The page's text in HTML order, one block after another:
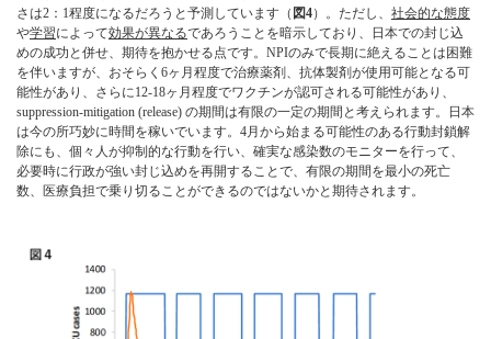
さは2：1程度になるだろうと予測しています（ 図4）。ただし、 社会的な態度
や学習によって効果が異なるであろうことを暗示しており、日本での封じ込
めの成功と併せ、期待を抱かせる点です。NPIのみで長期に絶えることは困難
を伴いますが、おそらく6ヶ月程度で治療薬剤、抗体製剤が使用可能となる可
能性があり、さらに12-18ヶ月程度でワクチンが認可される可能性があり、
suppression-mitigation (release) の期間は有限の一定の期間と考えられます。日本
は今の所巧妙に時間を稼いでいます。4月から始まる可能性のある行動封鎖解
除にも、個々人が抑制的な行動を行い、確実な感染数のモニターを行って、
必要時に行政が強い封じ込めを再開することで、有限の期間を最小の死亡
数、医療負担で乗り切ることができるのではないかと期待されます。